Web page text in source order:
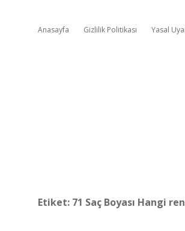
Anasayfa Gizlilik Politikası Yasal
Etiket: 71 Saç Boyası Hangi